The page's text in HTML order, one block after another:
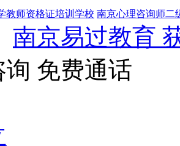
教师资格证培训学校 南京心理咨询师二
南京易过教育
询 免费通话